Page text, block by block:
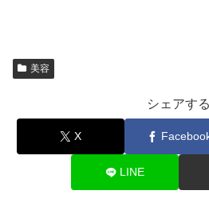
美容
シェアする
X
LINE